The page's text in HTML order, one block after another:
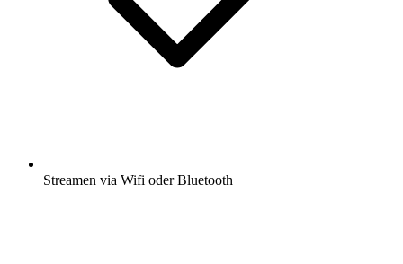
Streamen via Wifi oder Bluetooth